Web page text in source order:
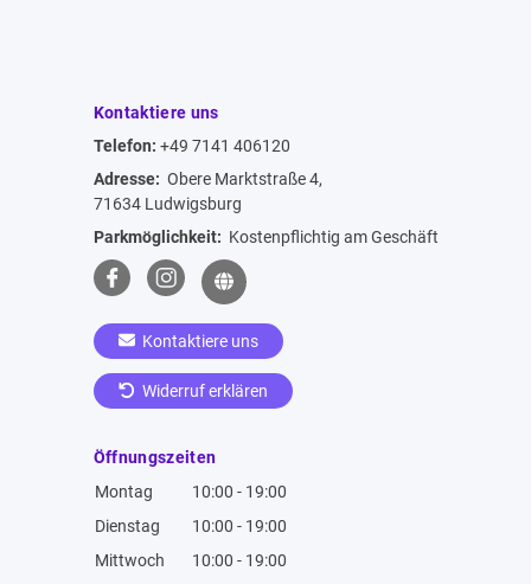
Kontaktiere uns
Telefon: +49 7141 406120
Adresse: Obere Marktstraße 4,
71634 Ludwigsburg
Parkmöglichkeit: Kostenpflichtig am Geschäft
Kontaktiere uns
Widerruf erklären
Öffnungszeiten
Montag
10:00 - 19:00
Dienstag
10:00 - 19:00
Mittwoch
10:00 - 19:00